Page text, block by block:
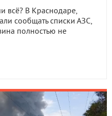
всё? В Краснодаре,
сообщать списки АЗС,
полностью не